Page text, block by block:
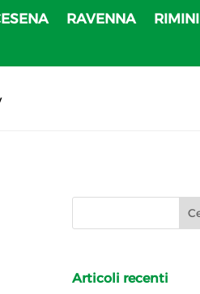
RAVENNA RIMINI
Articoli recenti